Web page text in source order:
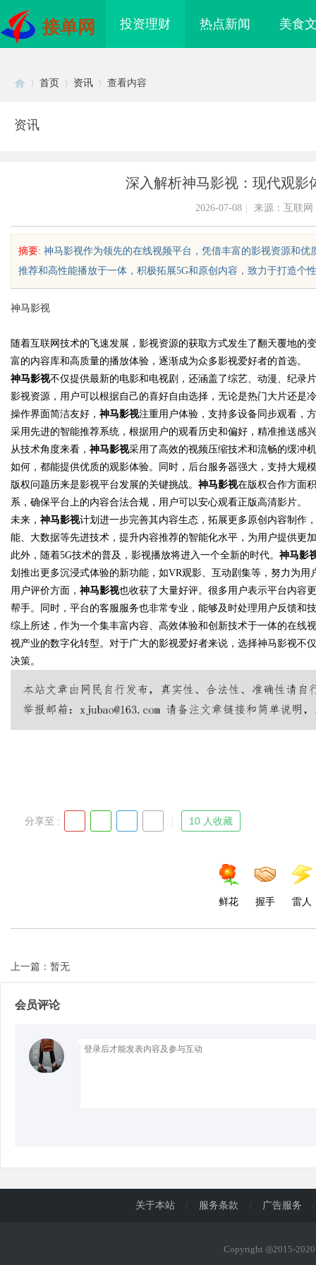
接单网 投资理财 热点新闻 美食
uz
!
Bo
首页 资讯 查看内容
资讯
深入解析神马影视：现代观影
2026-07-08 来源：互联网
摘要: 神马影视作为领先的在线视频平台，凭借丰富的影视资源和
推荐和高性能播放于一体，积极拓展5G和原创内容，致力于打造个
神马影视
随着互联网技术的飞速发展，影视资源的获取方式发生了翻天覆地的
富的内容库和高质量的播放体验，逐渐成为众多影视爱好者的首选。
神马影视不仅提供最新的电影和电视剧，还涵盖了综艺、动漫、纪录
影视资源，用户可以根据自己的喜好自由选择，无论是热门大片还是
操作界面简洁友好， 神马影视注重用户体验，支持多设备同步观看，
采用先进的智能推荐系统，根据用户的观看历史和偏好，精准推送感
从技术角度来看， 神马影视采用了高效的视频压缩技术和流畅的缓冲
如何，都能提供优质的观影体验。同时，后台服务器强大，支持大规
版权问题历来是影视平台发展的关键挑战。 神马影视在版权合作方面
系，确保平台上的内容合法合规，用户可以安心观看正版高清影片。
未来， 神马影视计划进一步完善其内容生态，拓展更多原创内容制作
能、大数据等先进技术，提升内容推荐的智能化水平，为用户提供更
此外，随着5G技术的普及，影视播放将进入一个全新的时代。 神马影
划推出更多沉浸式体验的新功能，如VR观影、互动剧集等，努力为用
用户评价方面， 神马影视也收获了大量好评。很多用户表示平台内容
帮手。同时，平台的客服服务也非常专业，能够及时处理用户反馈和
综上所述，作为一个集丰富内容、高效体验和创新技术于一体的在线
视产业的数字化转型。对于广大的影视爱好者来说，选择神马影视不
决策。
分享至 : 10 人收藏
鲜花 握手 雷人
上一篇：暂无
会员评论
牌布局的关键策略
究竟藏着哪些行业秘诀？
关于本站 / 服务条款 / 广告服务 /
Copyright ◎2015-